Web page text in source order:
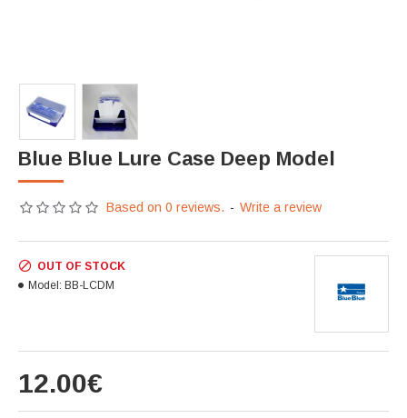
Blue Blue Lure Case Deep Model
Based on 0 reviews. - Write a review
12.00€
OUT OF STOCK
Model: BB-LCDM